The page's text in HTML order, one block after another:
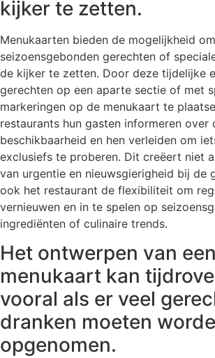
kijker te zetten.
Menukaarten bieden de mogelijkheid om
seizoensgebonden gerechten of
de kijker te zetten. Door deze tijdelijke
gerechten op een aparte sectie of met
markeringen op de menukaart te
restaurants hun gasten informeren over
beschikbaarheid en hen verleiden om
exclusiefs te proberen. Dit creëert niet
van urgentie en nieuwsgierigheid bij de
ook het restaurant de flexibiliteit om
vernieuwen en in te spelen op
ingrediënten of culinaire trends.
Het ontwerpen van een
menukaart kan
vooral als er veel
dranken moeten
opgenomen.